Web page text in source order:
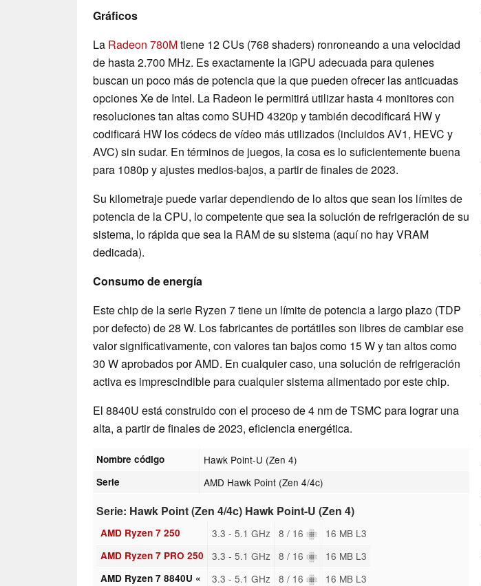
Gráficos
La Radeon 780Mtiene 12 CUs (768 shaders) ronroneando a una velocidad
de hasta 2.700 MHz. Es exactamente la iGPU adecuada para quienes
buscan un poco más de potencia que la que pueden ofrecer las anticuadas
opciones Xe de Intel. La Radeon le permitirá utilizar hasta 4 monitores con
resoluciones tan altas como SUHD 4320p y también decodificará HW y
codificará HW los códecs de vídeo más utilizados (incluidos AV1, HEVC y
AVC) sin sudar. En términos de juegos, la cosa es lo suficientemente buena
para 1080p y ajustes medios-bajos, a partir de finales de 2023.
Su kilometraje puede variar dependiendo de lo altos que sean los límites de
potencia de la CPU, lo competente que sea la solución de refrigeración de su
sistema, lo rápida que sea la RAM de su sistema (aquí no hay VRAM
dedicada).
Consumo de energía
Este chip de la serie Ryzen 7 tiene un límite de potencia a largo plazo (TDP
por defecto) de 28 W. Los fabricantes de portátiles son libres de cambiar ese
valor significativamente, con valores tan bajos como 15 W y tan altos como
30 W aprobados por AMD. En cualquier caso, una solución de refrigeración
activa es imprescindible para cualquier sistema alimentado por este chip.
El 8840U está construido con el proceso de 4 nm de TSMC para lograr una
alta, a partir de finales de 2023, eficiencia energética.
Nombre código Hawk Point-U (Zen 4)
Serie AMD Hawk Point (Zen 4/4c)
Serie: Hawk Point (Zen 4/4c) Hawk Point-U (Zen 4)
AMD Ryzen 7 250 3.3 - 5.1 GHz 8 / 16 16 MB L3
AMD Ryzen 7 PRO 250 3.3 - 5.1 GHz 8 / 16 16 MB L3
AMD Ryzen 7 8840U « 3.3 - 5.1 GHz 8 / 16 16 MB L3